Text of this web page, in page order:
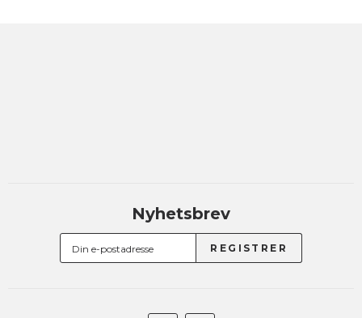
Nyhetsbrev